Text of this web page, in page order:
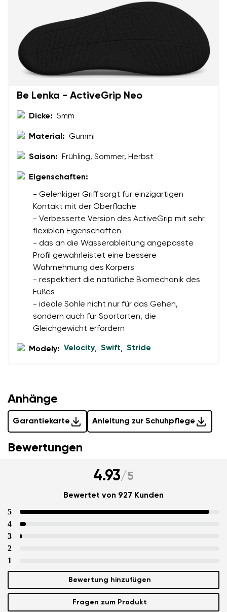
Be Lenka - ActiveGrip Neo
Dicke: 5mm
Material: Gummi
Saison: Frühling, Sommer, Herbst
Eigenschaften:
- Gelenkiger Griff sorgt für einzigartigen
Kontakt mit der Oberfläche
- Verbesserte Version des ActiveGrip mit sehr
flexiblen Eigenschaften
- das an die Wasserableitung angepasste
Profil gewährleistet eine bessere
Wahrnehmung des Körpers
- respektiert die natürliche Biomechanik des
Fußes
- ideale Sohle nicht nur für das Gehen,
sondern auch für Sportarten, die
Gleichgewicht erfordern
Modely: Velocity, Swift, Stride
Anhänge
Garantiekarte Anleitung zur Schuhpflege
Ich bin mit der Verarbeitung der eingegebenen
personenbezogenen Daten im Sinne von
Bedingungen
Bewertungen
4.93/5
Bewertet von 927 Kunden
5
4
3
2
1
Bewertung hinzufügen
Fragen zum Produkt
Ich bin mit der Verarbeitung der eingegebenen
einverstanden.
Bewertung hinzufügen